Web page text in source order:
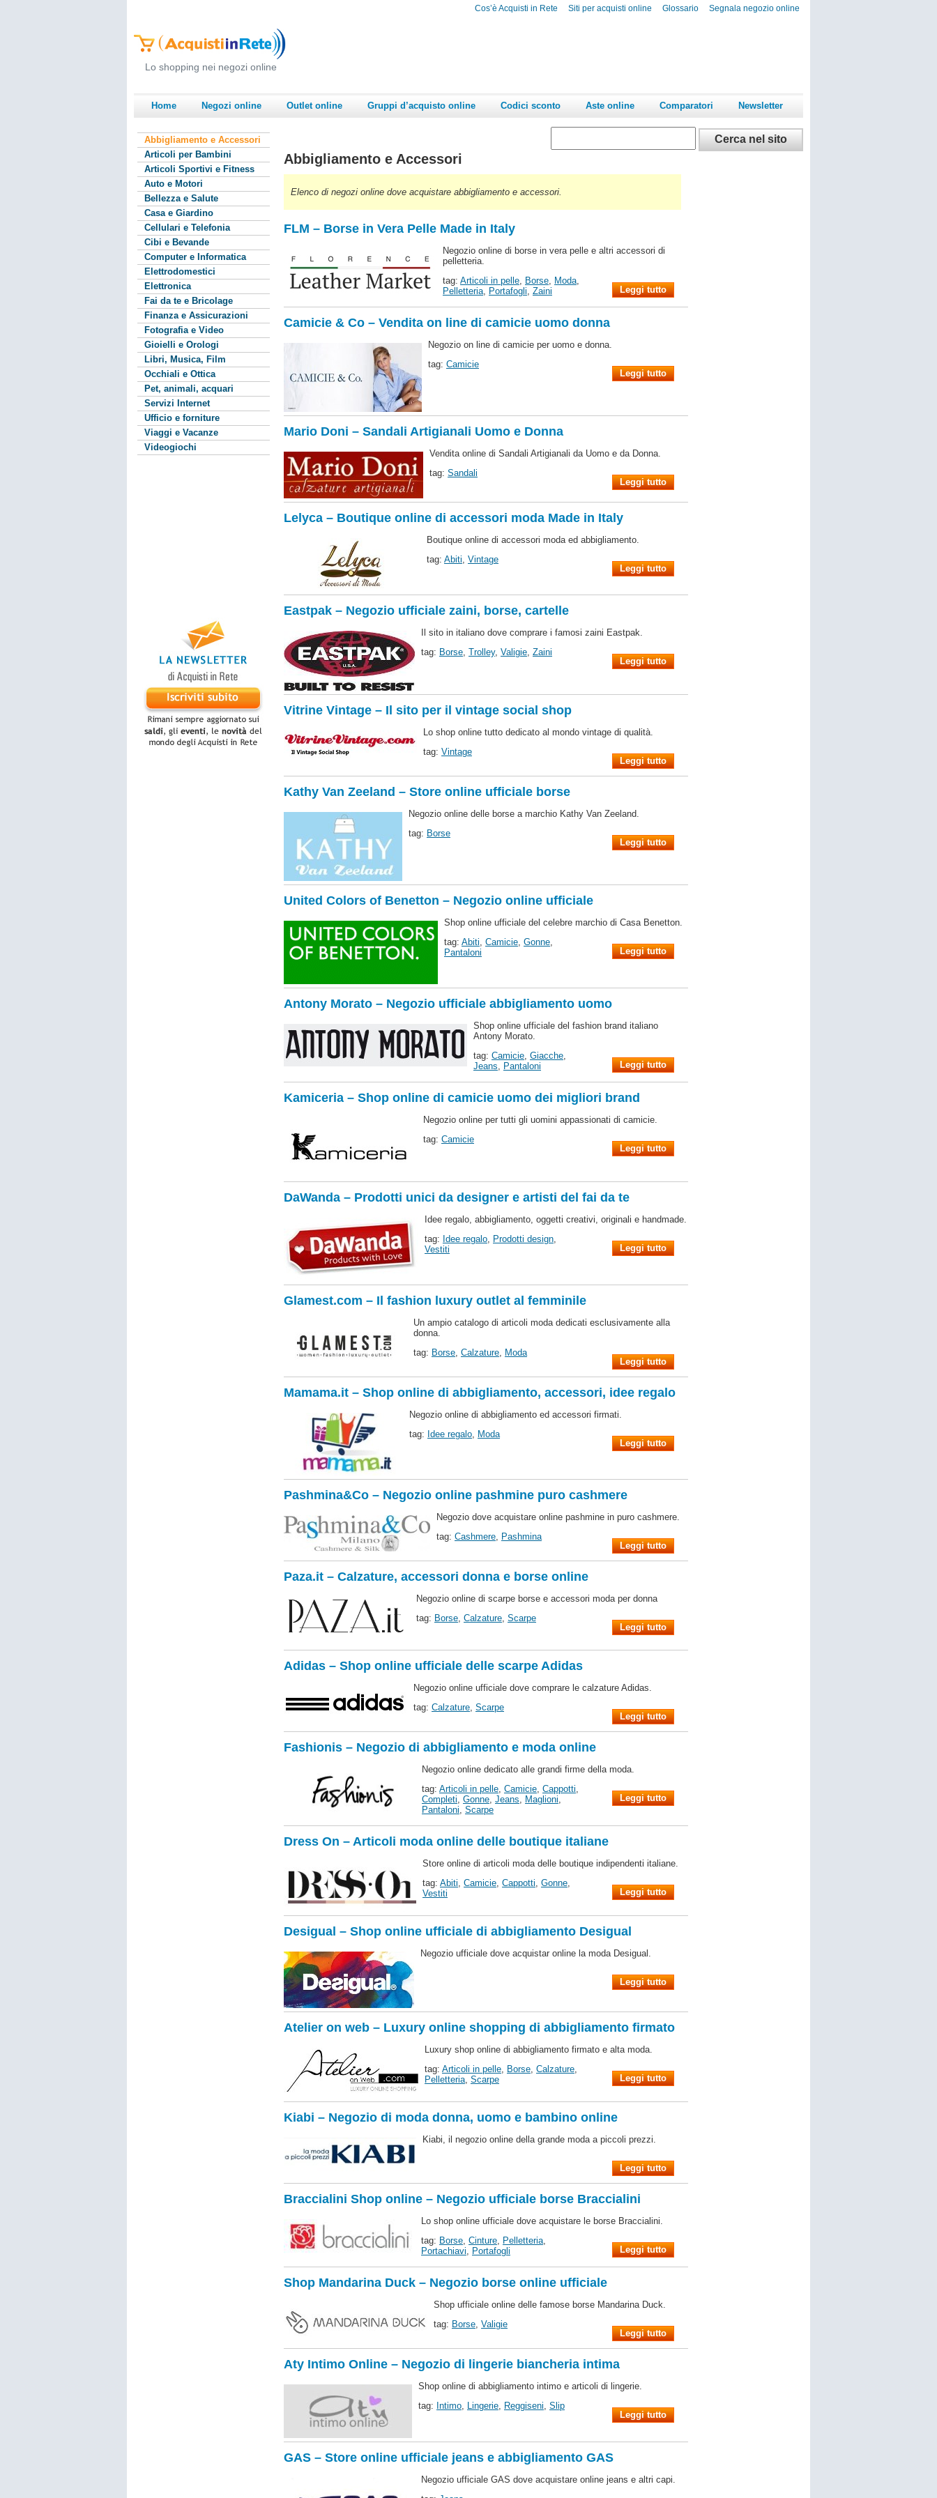
Segnala negozio online
Glossario
Siti per acquisti online
Cos’è Acquisti in Rete
Lo shopping nei negozi online
Home Negozi online Outlet online Gruppi d’acquisto online Codici sconto Aste online Comparatori Newsletter
Abbigliamento e Accessori
Articoli per Bambini
Articoli Sportivi e Fitness
Auto e Motori
Bellezza e Salute
Casa e Giardino
Cellulari e Telefonia
Cibi e Bevande
Computer e Informatica
Elettrodomestici
Elettronica
Fai da te e Bricolage
Finanza e Assicurazioni
Fotografia e Video
Gioielli e Orologi
Libri, Musica, Film
Occhiali e Ottica
Pet, animali, acquari
Servizi Internet
Ufficio e forniture
Viaggi e Vacanze
Videogiochi
Abbigliamento e Accessori
Elenco di negozi online dove acquistare abbigliamento e accessori.
FLM – Borse in Vera Pelle Made in Italy
Negozio online di borse in vera pelle e altri accessori di
pelletteria.
Leggi tutto
tag: Articoli in pelle Borse Moda
Pelletteria Portafogli Zaini
Camicie & Co – Vendita on line di camicie uomo donna
Negozio on line di camicie per uomo e donna.
Leggi tutto
tag: Camicie
Mario Doni – Sandali Artigianali Uomo e Donna
Vendita online di Sandali Artigianali da Uomo e da Donna.
Leggi tutto
tag: Sandali
Lelyca – Boutique online di accessori moda Made in Italy
Boutique online di accessori moda ed abbigliamento.
Leggi tutto
tag: Abiti Vintage
Eastpak – Negozio ufficiale zaini, borse, cartelle
Il sito in italiano dove comprare i famosi zaini Eastpak.
Leggi tutto
tag: Borse Trolley, Valigie Zaini
Vitrine Vintage – Il sito per il vintage social shop
Lo shop online tutto dedicato al mondo vintage di qualità.
Leggi tutto
tag: Vintage
Kathy Van Zeeland – Store online ufficiale borse
Negozio online delle borse a marchio Kathy Van Zeeland.
Leggi tutto
tag: Borse
United Colors of Benetton – Negozio online ufficiale
Shop online ufficiale del celebre marchio di Casa Benetton.
Leggi tutto
tag: Abiti Camicie Gonne
Pantaloni
Antony Morato – Negozio ufficiale abbigliamento uomo
Shop online ufficiale del fashion brand italiano
Antony Morato.
Leggi tutto
tag: Camicie Giacche
Jeans
Pantaloni
Kamiceria – Shop online di camicie uomo dei migliori brand
Negozio online per tutti gli uomini appassionati di camicie.
Leggi tutto
tag: Camicie
DaWanda – Prodotti unici da designer e artisti del fai da te
Idee regalo, abbigliamento, oggetti creativi, originali e handmade.
Leggi tutto
tag: Idee regalo Prodotti design
Vestiti
Glamest.com – Il fashion luxury outlet al femminile
Un ampio catalogo di articoli moda dedicati esclusivamente alla
donna.
Leggi tutto
tag: Borse Calzature Moda
Mamama.it – Shop online di abbigliamento, accessori, idee regalo
Negozio online di abbigliamento ed accessori firmati.
Leggi tutto
tag: Idee regalo Moda
Pashmina&Co – Negozio online pashmine puro cashmere
Negozio dove acquistare online pashmine in puro cashmere.
Leggi tutto
tag: Cashmere Pashmina
Paza.it – Calzature, accessori donna e borse online
Negozio online di scarpe borse e accessori moda per donna
Leggi tutto
tag: Borse Calzature Scarpe
Adidas – Shop online ufficiale delle scarpe Adidas
Negozio online ufficiale dove comprare le calzature Adidas.
Leggi tutto
tag: Calzature Scarpe
Fashionis – Negozio di abbigliamento e moda online
Negozio online dedicato alle grandi firme della moda.
Leggi tutto
tag: Articoli in pelle Camicie Cappotti
Completi Gonne Jeans Maglioni
Pantaloni Scarpe
Dress On – Articoli moda online delle boutique italiane
Store online di articoli moda delle boutique indipendenti italiane.
Leggi tutto
tag: Abiti Camicie Cappotti Gonne
Vestiti
Desigual – Shop online ufficiale di abbigliamento Desigual
Negozio ufficiale dove acquistar online la moda Desigual.
Leggi tutto
Atelier on web – Luxury online shopping di abbigliamento firmato
Luxury shop online di abbigliamento firmato e alta moda.
Leggi tutto
tag: Articoli in pelle Borse Calzature
Pelletteria Scarpe
Kiabi – Negozio di moda donna, uomo e bambino online
Kiabi, il negozio online della grande moda a piccoli prezzi.
Leggi tutto
Braccialini Shop online – Negozio ufficiale borse Braccialini
Lo shop online ufficiale dove acquistare le borse Braccialini.
Leggi tutto
tag: Borse Cinture Pelletteria
Portachiavi
Portafogli
Shop Mandarina Duck – Negozio borse online ufficiale
Shop ufficiale online delle famose borse Mandarina Duck.
Leggi tutto
tag: Borse Valigie
Aty Intimo Online – Negozio di lingerie biancheria intima
Shop online di abbigliamento intimo e articoli di lingerie.
Leggi tutto
tag: Intimo Lingerie Reggiseni Slip
GAS – Store online ufficiale jeans e abbigliamento GAS
Negozio ufficiale GAS dove acquistare online jeans e altri capi.